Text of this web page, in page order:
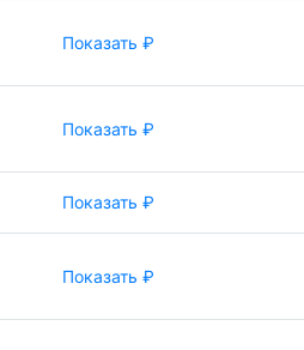
Показать ₽
Показать ₽
Показать ₽
Показать ₽